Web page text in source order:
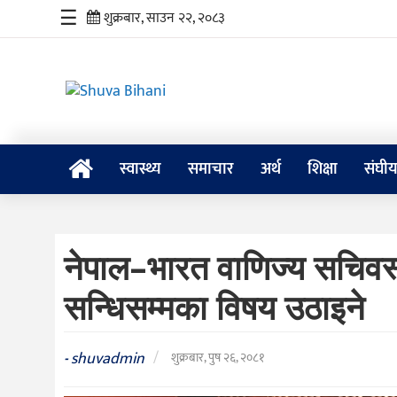
समाचार
संघीय
जीवनशैली
☰ शुक्रबार, साउन २२, २०८३
स्वास्थ्य समाचार अर्थ शिक्षा संघीय
नेपाल–भारत वाणिज्य
सन्धिसम्मका विषय उठाइने
-shuvadmin / शुक्रबार, पुष २६, २०८१